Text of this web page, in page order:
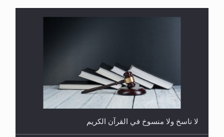
هل يُحسب حول الزكاة وفق السنة الميلادية أو الهجرية؟
لا ناسخ ولا منسوخ في القرآن الكريم